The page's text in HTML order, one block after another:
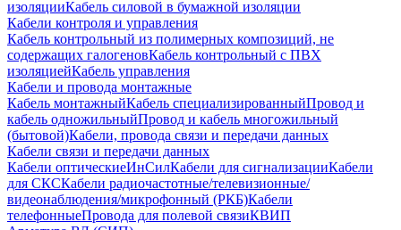
изоляцииКабель силовой в бумажной изоляции
Кабели контроля и управления
Кабель контрольный из полимерных композиций, не
содержащих галогеновКабель контрольный с ПВХ
изоляциейКабель управления
Кабели и провода монтажные
Кабель монтажныйКабель специализированныйПровод и
кабель одножильныйПровод и кабель многожильный
(бытовой)Кабели, провода связи и передачи данных
Кабели связи и передачи данных
Кабели оптическиеИнСилКабели для сигнализацииКабели
для СКСКабели радиочастотные/телевизионные/
видеонаблюдения/микрофонный (РКБ)Кабели
телефонныеПровода для полевой связиКВИП